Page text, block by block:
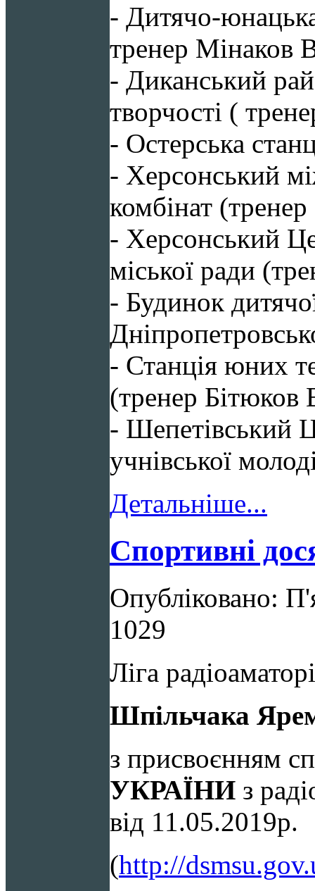
- Дитячо-
тренер Мінаков
- Диканський
творчості (
- Остерська
- Херсонський
комбінат
- Херсонський
міської ради
- Будинок
- Станція юних
(тренер
- Шепетівський
учнівської
Детальніше...
Спортивні
Опубліковано:
1029
Ліга
Шпільчака
з присвоєнням
УКРАЇНИ з
від 11.05.2019р.
(http://